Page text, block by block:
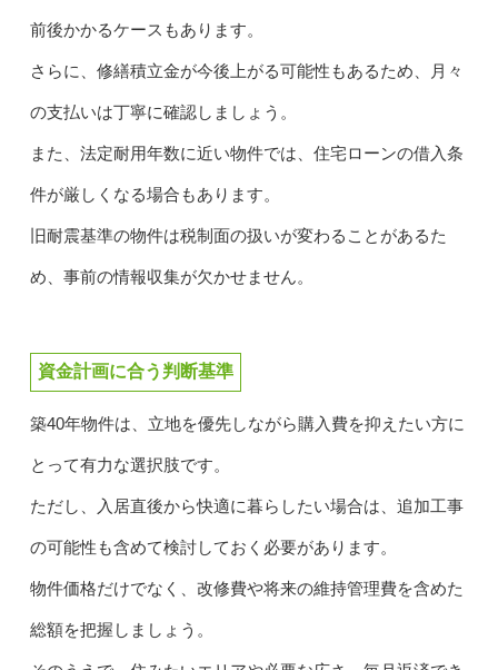
前後かかるケースもあります。
さらに、修繕積立金が今後上がる可能性もあるため、月々
の支払いは丁寧に確認しましょう。
また、法定耐用年数に近い物件では、住宅ローンの借入条
件が厳しくなる場合もあります。
旧耐震基準の物件は税制面の扱いが変わることがあるた
め、事前の情報収集が欠かせません。
資金計画に合う判断基準
築40年物件は、立地を優先しながら購入費を抑えたい方に
とって有力な選択肢です。
ただし、入居直後から快適に暮らしたい場合は、追加工事
の可能性も含めて検討しておく必要があります。
物件価格だけでなく、改修費や将来の維持管理費を含めた
総額を把握しましょう。